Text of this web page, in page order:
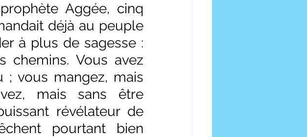
Aggée, cinq
déjà au peuple
à plus de sagesse :
chemins. Vous avez
vous mangez, mais
mais sans être
révélateur de
pourtant bien